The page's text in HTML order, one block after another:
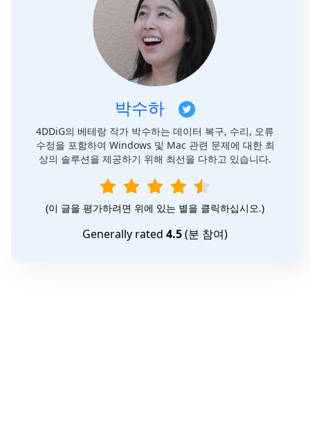
박수하
4DDiG의 베테랑 작가 박수하는 데이터 복구, 수리, 오류
수정을 포함하여 Windows 및 Mac 관련 문제에 대한 최
상의 솔루션을 제공하기 위해 최선을 다하고 있습니다.
(이 글을 평가하려면 위에 있는 별을 클릭하십시오.)
Generally rated 4.5(분 참여)